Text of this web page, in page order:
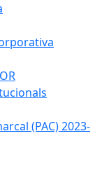
(PAC) 2023-